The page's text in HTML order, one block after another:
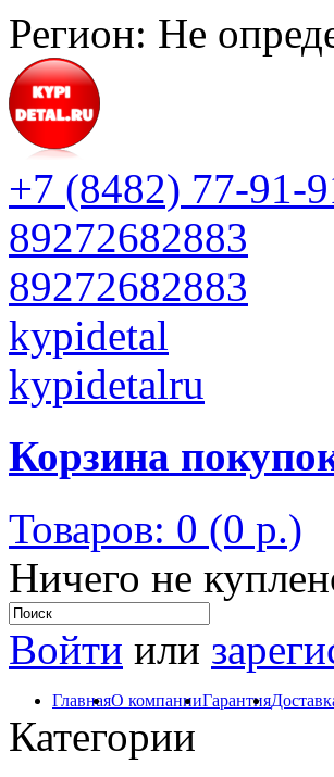
Регион: Не
+7 (8482) 77-91-
89272682883
89272682883
kypidetal
kypidetalru
Корзина
Товаров: 0 (0 р.)
Ничего не
Войти или
ГлавнаяО компанииГарантия
Категории